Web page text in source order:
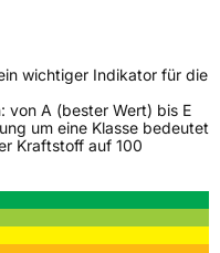
wichtiger Indikator für die
von A (bester Wert) bis E
um eine Klasse bedeutet
Kraftstoff auf 100